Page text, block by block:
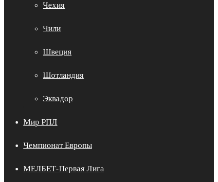
Чехия
Чили
Швеция
Шотландия
Эквадор
Мир РПЛ
Чемпионат Европы
МЕЛБЕТ-Первая Лига